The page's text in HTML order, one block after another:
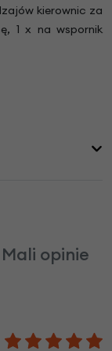
kierownic za
1 x na wspornik
opinie